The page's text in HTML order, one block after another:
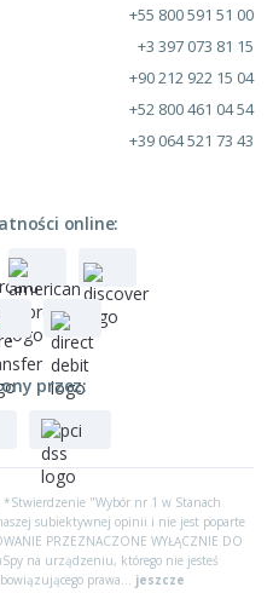
+55 800 591 51 00
+3 397 073 81 15
+90 212 922 15 04
+52 800 461 04 54
+39 064 521 73 43
online:
przez:
*Stwierdzenie "Wybór nr 1 w Stanach
subiektywnej opinii i nie jest poparte
PRZEZNACZONE WYŁĄCZNIE DO
na urządzeniu, którego nie jesteś
prawa... jeszcze